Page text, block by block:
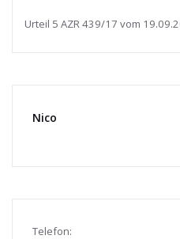
Urteil 5 AZR 439/17 vom
Nico
Telefon: